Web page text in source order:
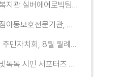
서호노인복지관 실버에어로빅팀, 제2회 협회장배 수원시에어로빅힙합대회 시니어부 단체전'1위'쾌거
경기도거점아동보호전문기관, 학대피해아동가정 회복 및 재학대 예방 나선다
[매탄1동] 주민자치회, 8월 월례회의 개최
2026 새빛톡톡 시민 서포터즈 발대식 현장